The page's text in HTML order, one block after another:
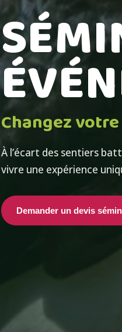
Changez
À l’écart des sentiers
vivre une expérience
Demander un devis